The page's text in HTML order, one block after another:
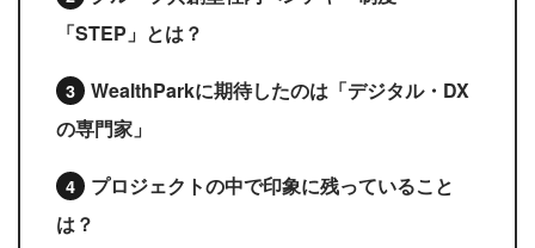
「STEP」とは？
WealthParkに期待したのは「デジタル・DX
の専門家」
プロジェクトの中で印象に残っていること
は？